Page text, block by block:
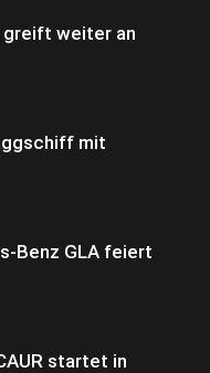
greift weiter an
mit
Benz GLA feiert
startet in